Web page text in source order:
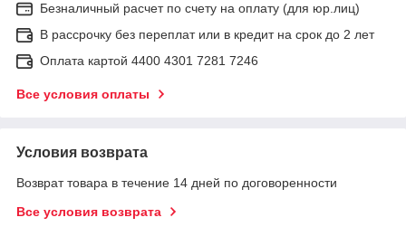
Безналичный расчет по счету на оплату (для юр.лиц)
В рассрочку без переплат или в кредит на срок до 2 лет
Оплата картой 4400 4301 7281 7246
Все условия оплаты
Условия возврата
Возврат товара в течение 14 дней по договоренности
Все условия возврата